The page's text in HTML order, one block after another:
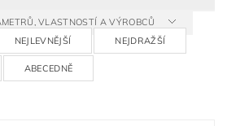
VLASTNOSTÍ A VÝROBCŮ
NEJLEVNĚJŠÍ NEJDRAŽŠÍ
ABECEDNĚ